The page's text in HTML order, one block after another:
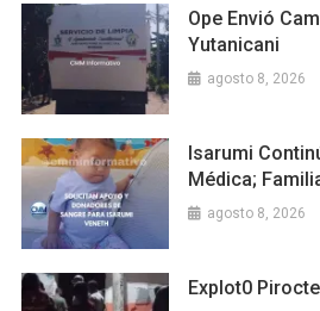
Ope Envió
Yutanicani
agosto 8, 2026
Isarumi
Médica;
agosto 8, 2026
Explot0